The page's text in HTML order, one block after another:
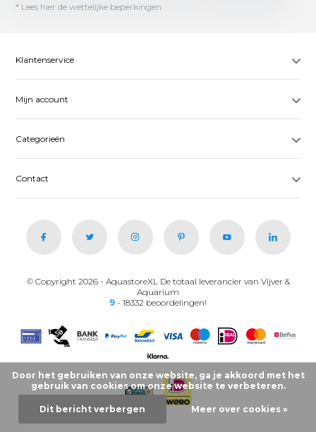
* Lees hier de wettelijke beperkingen
Klantenservice
Mijn account
Categorieën
Contact
© Copyright 2026 - AquastoreXL De totaal leverancier van Vijver &
Aquarium
9 - 18332 beoordelingen!
Door het gebruiken van onze website, ga je akkoord met het
gebruik van cookies om onze website te verbeteren.
Dit bericht verbergen Meer over cookies »